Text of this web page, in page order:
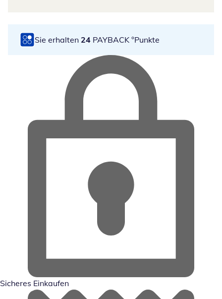
Sie erhalten 24 PAYBACK °Punkte
Sicheres Einkaufen